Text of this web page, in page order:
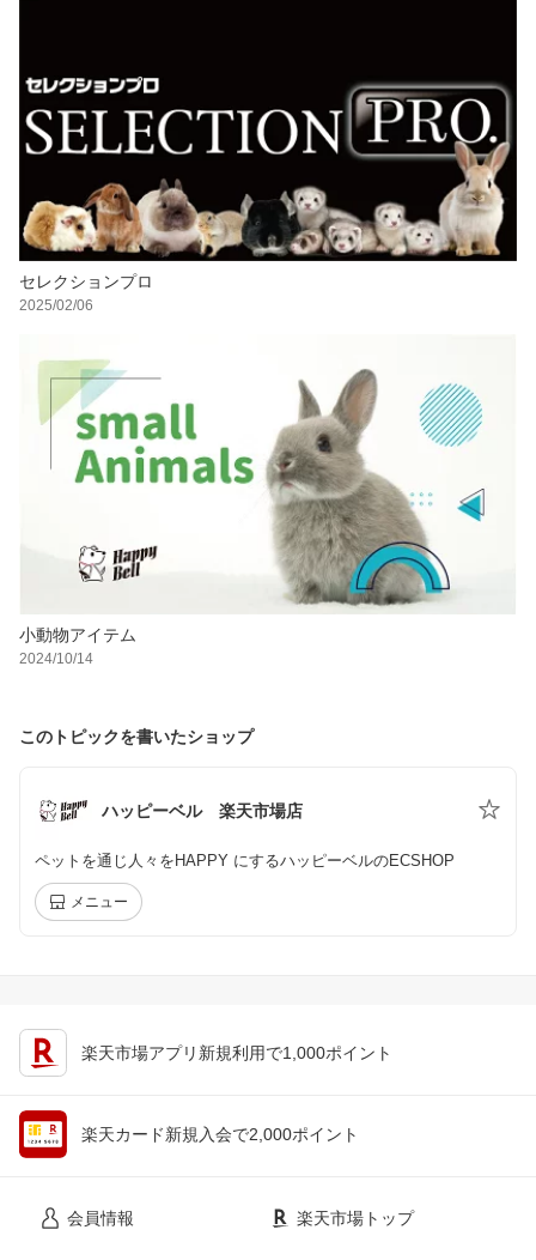
セレクションプロ
2025/02/06
小動物アイテム
2024/10/14
このトピックを書いたショップ
ハッピーベル 楽天市場店
ペットを通じ人々をHAPPY にするハッピーベルのECSHOP
メニュー
楽天市場アプリ新規利用で1,000ポイント
楽天カード新規入会で2,000ポイント
会員情報 楽天市場トップ